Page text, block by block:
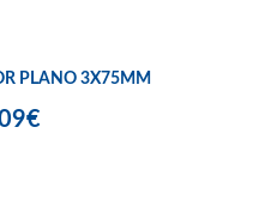
DESTORNILLADOR PLANO 3X75MM